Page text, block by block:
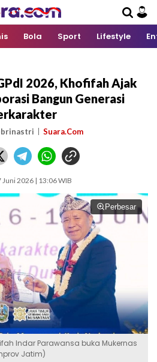
Bola Sport Lifestyle
2026, Khofifah Ajak
Bangun Generasi
Suara.Com
Juni 2026 | 13:06 WIB
Perbesar
Indar Parawansa buka Mukernas
Jatim)